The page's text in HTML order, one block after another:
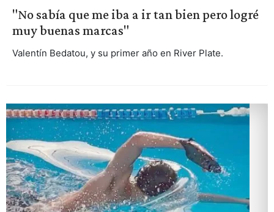
"No sabía que me iba a ir tan bien pero logré
muy buenas marcas"
Valentín Bedatou, y su primer año en River Plate.